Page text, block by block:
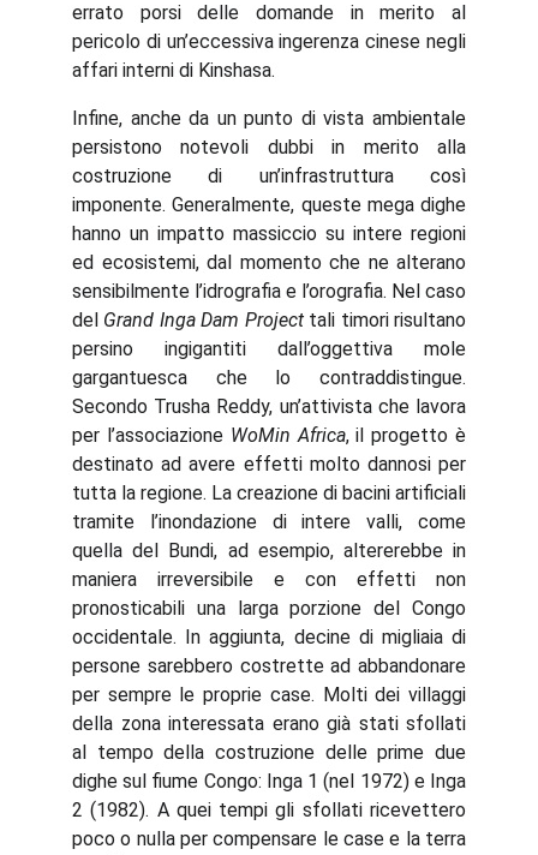
errato porsi delle domande in merito al
pericolo di un’eccessiva ingerenza cinese negli
affari interni di Kinshasa.
Infine, anche da un punto di vista ambientale
persistono notevoli dubbi in merito alla
costruzione di un’infrastruttura così
imponente. Generalmente, queste mega dighe
hanno un impatto massiccio su intere regioni
ed ecosistemi, dal momento che ne alterano
sensibilmente l’idrografia e l’orografia. Nel caso
del Grand Inga Dam Project tali timori risultano
persino ingigantiti dall’oggettiva mole
gargantuesca che lo contraddistingue.
Secondo Trusha Reddy, un’attivista che lavora
per l’associazione WoMin Africa, il progetto è
destinato ad avere effetti molto dannosi per
tutta la regione. La creazione di bacini artificiali
tramite l’inondazione di intere valli, come
quella del Bundi, ad esempio, altererebbe in
maniera irreversibile e con effetti non
pronosticabili una larga porzione del Congo
occidentale. In aggiunta, decine di migliaia di
persone sarebbero costrette ad abbandonare
per sempre le proprie case. Molti dei villaggi
della zona interessata erano già stati sfollati
al tempo della costruzione delle prime due
dighe sul fiume Congo: Inga 1 (nel 1972) e Inga
2 (1982). A quei tempi gli sfollati ricevettero
poco o nulla per compensare le case e la terra